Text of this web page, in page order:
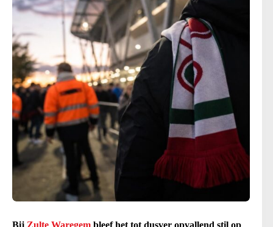
Bij Zulte Waregem bleef het tot dusver opvallend stil op